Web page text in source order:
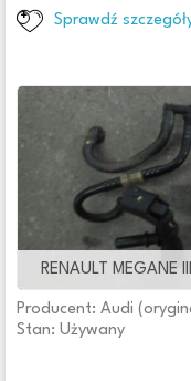
Sprawdź
RENAULT MEGANE
Stan: Używany